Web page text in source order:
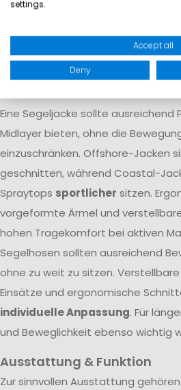
Atmungsaktivität dafür, dass
außen transportiert wird. Nur das
Eigenschaftengarantiert
Eine Segeljacke sollte ausreichend
Midlayer bieten, ohne die
einzuschränken. Offshore-Jacken
geschnitten, während Coastal-
Spraytops sportlicher sitzen.
vorgeformte Ärmel und
hohen Tragekomfort bei aktiven
Segelhosen sollten ausreichend
ohne zu weit zu sitzen.
Einsätze und ergonomische
individuelle Anpassung. Für
und Beweglichkeit ebenso wichtig
Ausstattung & Funktion
Zur sinnvollen Ausstattung
settings.
Accept all
Deny